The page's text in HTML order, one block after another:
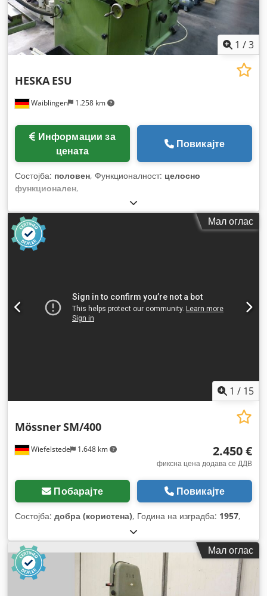
1 /3
Waiblingen 1.258 km
HESKA ESU
цената
Повикајте
Состојба: половен, Функционалност: целосно
функционален,
Мал оглас
1 / 15
Wiefelstede 1.648 km
MössnerSM/400
2.450 €
фиксна цена додава се ДДВ
Побарајте Повикајте
Состојба: добра (користена), Година на изградба: 1957,
Мал оглас